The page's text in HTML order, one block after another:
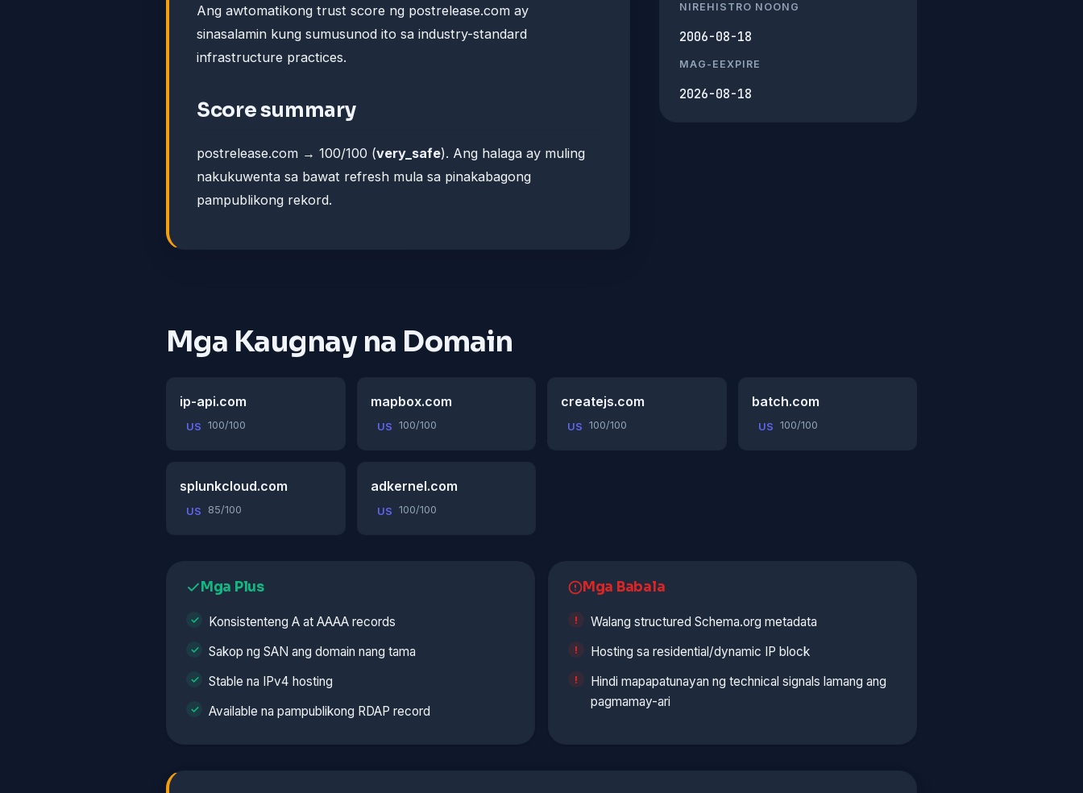
Ang awtomatikong trust score ng postrelease.com ay
sinasalamin kung sumusunod ito sa industry-standard
infrastructure practices.
Score summary
postrelease.com → 100/100 (very_safe). Ang halaga ay muling
nakukuwenta sa bawat refresh mula sa pinakabagong
pampublikong rekord.
NIREHISTRO NOONG
2006-08-18
MAG-EEXPIRE
2026-08-18
Mga Kaugnay na Domain
ip-api.com
US 100/100
mapbox.com
US 100/100
createjs.com
US 100/100
batch.com
US 100/100
splunkcloud.com
US 85/100
adkernel.com
US 100/100
Mga Plus
Konsistenteng A at AAAA records
Sakop ng SAN ang domain nang tama
Stable na IPv4 hosting
Available na pampublikong RDAP record
Mga Babala
Walang structured Schema.org metadata
Hosting sa residential/dynamic IP block
Hindi mapapatunayan ng technical signals lamang ang
pagmamay-ari